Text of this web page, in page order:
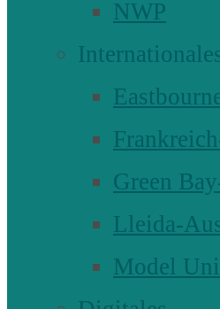
NWP
Green
Lleida-
Model